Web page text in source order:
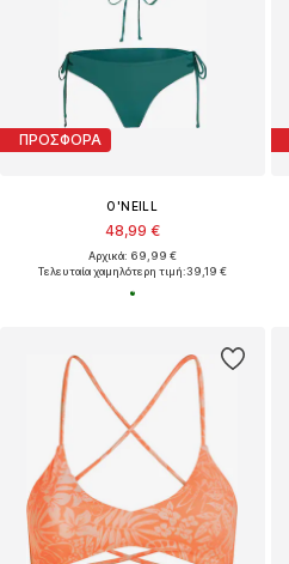
ΠΡΟΣΦΟΡΑ
O'NEILL
48,99 €
Αρχικά: 69,99 €
Τελευταία χαμηλότερη τιμή:39,19 €